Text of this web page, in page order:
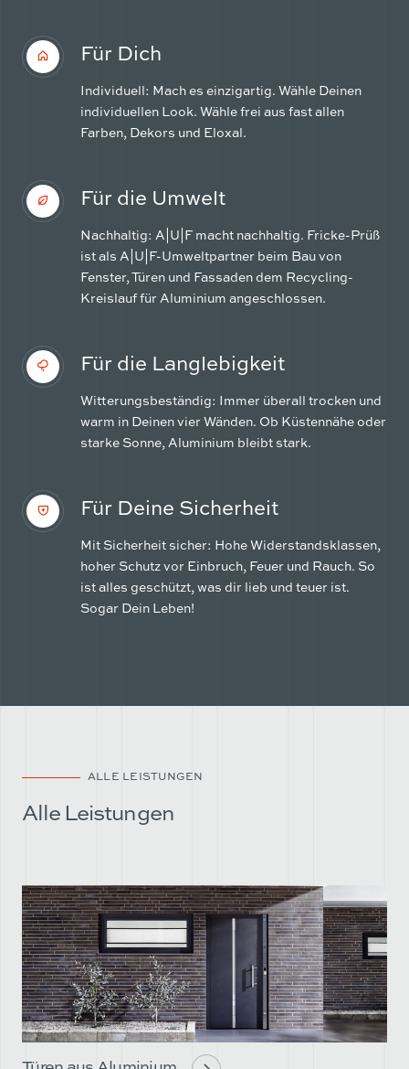
Für Dich
Individuell: Mach es einzigartig. Wähle Deinen
individuellen Look. Wähle frei aus fast allen
Farben, Dekors und Eloxal.
Für die Umwelt
Nachhaltig: A|U|F macht nachhaltig. Fricke-Prüß
ist als A|U|F-Umweltpartner beim Bau von
Fenster, Türen und Fassaden dem Recycling-
Kreislauf für Aluminium angeschlossen.
Für die Langlebigkeit
Witterungsbeständig: Immer überall trocken und
warm in Deinen vier Wänden. Ob Küstennähe oder
starke Sonne, Aluminium bleibt stark.
Für Deine Sicherheit
Mit Sicherheit sicher: Hohe Widerstandsklassen,
hoher Schutz vor Einbruch, Feuer und Rauch. So
ist alles geschützt, was dir lieb und teuer ist.
Sogar Dein Leben!
ALLE LEISTUNGEN
Alle Leistungen